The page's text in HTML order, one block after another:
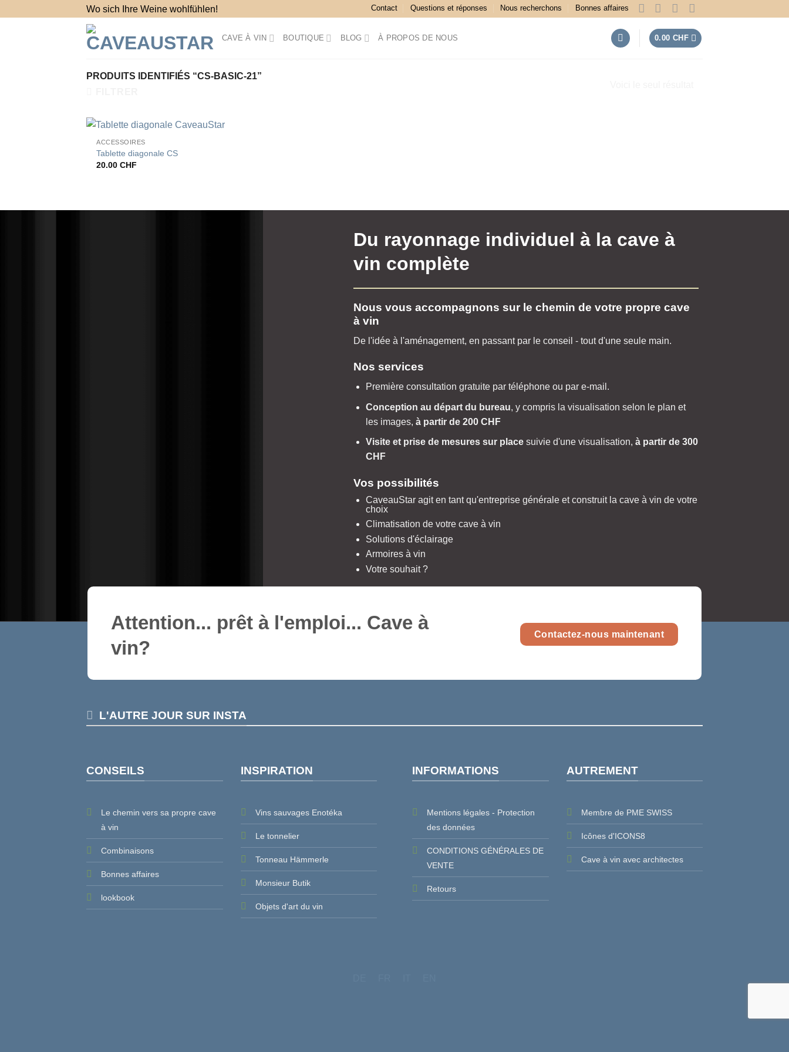
Wo sich Ihre Weine wohlfühlen! Contact Questions et réponses Nous recherchons Bonnes affaires
CAVE À VIN BOUTIQUE BLOG À PROPOS DE NOUS 0.00 CHF
PRODUITS IDENTIFIÉS “CS-BASIC-21”
+
ACCESSOIRES
Tablette diagonale CS
20.00CHF
Du rayonnage individuel à la cave à
vin complète
Nous vous accompagnons sur le chemin de votre propre cave
à vin
De l'idée à l'aménagement, en passant par le conseil - tout d'une seule main.
Nos services
Première consultation gratuite par téléphone ou par e-mail.
Conception au départ du bureau, y compris la visualisation selon le plan et
les images,à partir de 200 CHF
Visite et prise de mesures sur place suivie d'une visualisation,à partir de 300
CHF
Vos possibilités
CaveauStar agit en tant qu'entreprise générale et construit la cave à vin de votre
choix
Climatisation de votre cave à vin
Solutions d'éclairage
Armoires à vin
Votre souhait ?
Attention... prêt à l'emploi... Cave à
vin?
Contactez-nous maintenant
L'AUTRE JOUR SUR INSTA
CONSEILS
Le chemin vers sa propre cave
à vin
Combinaisons
Bonnes affaires
lookbook
INSPIRATION
Vins sauvages Enotéka
Le tonnelier
Tonneau Hämmerle
Monsieur Butik
Objets d'art du vin
INFORMATIONS
Mentions légales - Protection
des données
CONDITIONS GÉNÉRALES DE
VENTE
Retours
AUTREMENT
Membre de PME SWISS
Icônes d'ICONS8
Cave à vin avec architectes